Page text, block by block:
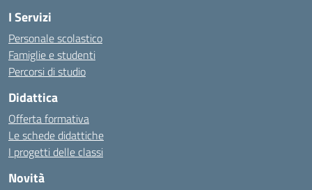
I Servizi
Personale scolastico
Famiglie e studenti
Percorsi di studio
Didattica
Offerta formativa
Le schede didattiche
I progetti delle classi
Novità